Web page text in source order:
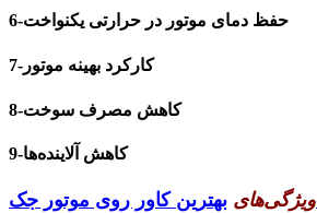
6-حفظ دمای موتور در حرارتی یکنواخت
7-کارکرد بهینه موتور
8-کاهش مصرف سوخت
9-کاهش آلاینده‌ها
ویژگی‌های